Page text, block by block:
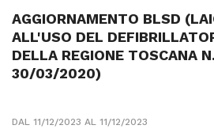
AGGIORNAMENTO BLSD
ALL'USO DEL
DELLA REGIONE TOSCANA
30/03/2020)
DAL 11/12/2023 AL 11/12/2023